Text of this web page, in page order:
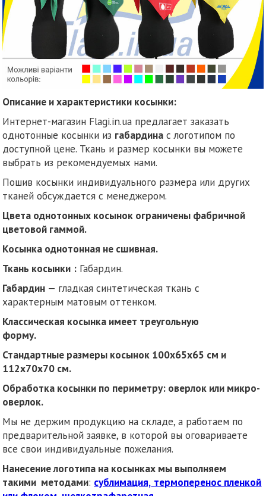
Описание и характеристики косынки:
Интернет-магазин Flagi.in.ua предлагает заказать
однотонные косынки из габардина с логотипом по
доступной цене. Ткань и размер косынки вы можете
выбрать из рекомендуемых нами.
Пошив косынки индивидуального размера или других
тканей обсуждается с менеджером.
Цвета однотонных косынок ограничены фабричной
цветовой гаммой.
Косынка однотонная не сшивная.
Ткань косынки : Габардин.
Габардин — гладкая синтетическая ткань с
характерным матовым оттенком.
Классическая косынка имеет треугольную
форму.
Стандартные размеры косынок 100х65х65 см и
112х70х70 см.
Обработка косынки по периметру: оверлок или микро-
оверлок.
Мы не держим продукцию на складе, а работаем по
предварительной заявке, в которой вы оговариваете
все свои индивидуальные пожелания.
Нанесение логотипа на косынках мы выполняем
такими методами: сублимация, термоперенос пленкой